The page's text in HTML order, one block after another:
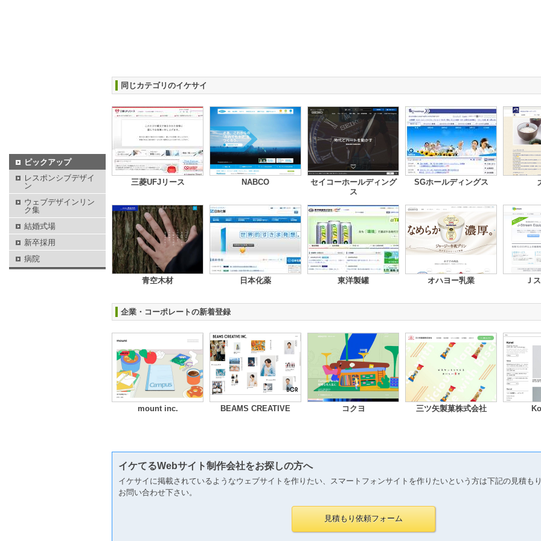
同じカテゴリのイケサイ
三菱UFJリース NABCO
セイコーホールディング
ス
SGホールディングス
青空木材 日本化薬 東洋製罐 オハヨー乳業 Ｊ
企業・コーポレートの新着登録
mount inc. BEAMS CREATIVE コクヨ 三ツ矢製菓株式会社
イケてるWebサイト制作会社をお探しの方へ
イケサイに掲載されているようなウェブサイトを作りたい、スマートフォンサイトを作りたいという方は下記の見積も
お問い合わせ下さい。
ピックアップ
レスポンシブデザイ
ン
ウェブデザインリン
ク集
結婚式場
新卒採用
病院